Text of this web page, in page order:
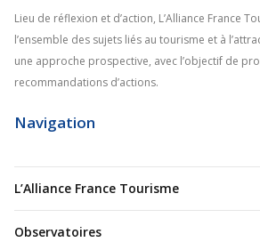
Lieu de réflexion et d’action, L’Alliance France
l’ensemble des sujets liés au tourisme et à
une approche prospective, avec l’objectif de
recommandations d’actions.
Navigation
L’Alliance France Tourisme
Observatoires